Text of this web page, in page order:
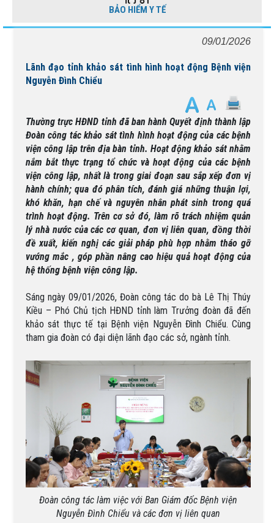
BẢO HIỂM Y TẾ
09/01/2026
Lãnh đạo tỉnh khảo sát tình hình hoạt động Bệnh viện
Nguyễn Đình Chiểu
Thường trực HĐND tỉnh đã ban hành Quyết định thành lập
Đoàn công tác khảo sát tình hình hoạt động của các bệnh
viện công lập trên địa bàn tỉnh. Hoạt động khảo sát nhằm
nắm bắt thực trạng tổ chức và hoạt động của các bệnh
viện công lập, nhất là trong giai đoạn sau sắp xếp đơn vị
hành chính; qua đó phân tích, đánh giá những thuận lợi,
khó khăn, hạn chế và nguyên nhân phát sinh trong quá
trình hoạt động. Trên cơ sở đó, làm rõ trách nhiệm quản
lý nhà nước của các cơ quan, đơn vị liên quan, đồng thời
đề xuất, kiến nghị các giải pháp phù hợp nhằm tháo gỡ
vướng mắc , góp phần nâng cao hiệu quả hoạt động của
hệ thống bệnh viện công lập.
Sáng ngày 09/01/2026, Đoàn công tác do bà Lê Thị Thúy
Kiều – Phó Chủ tịch HĐND tỉnh làm Trưởng đoàn đã đến
khảo sát thực tế tại Bệnh viện Nguyễn Đình Chiểu. Cùng
tham gia đoàn có đại diện lãnh đạo các sở, ngành tỉnh.
Đoàn công tác làm việc với Ban Giám đốc Bệnh viện
Nguyễn Đình Chiểu và các đơn vị liên quan